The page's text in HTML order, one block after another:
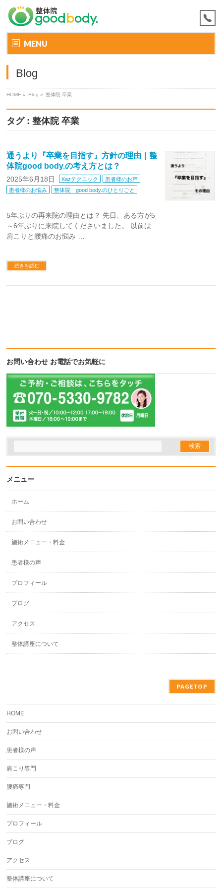
MENU
Blog
HOME » Blog » 整体院 卒業
タグ : 整体院 卒業
通うより『卒業を目指す』方針の理由｜整
体院good body.の考え方とは？
2025年6月18日 Kazテクニック
患者様のお声
患者様のお悩み
整体院 good body.のひとりごと
5年ぶりの再来院の理由とは？ 先日、ある方が5
～6年ぶりに来院してくださいました。 以前は
肩こりと腰痛のお悩み …
続きを読む
お問い合わせ お電話でお気軽に
メニュー
ホーム
お問い合わせ
施術メニュー・料金
患者様の声
プロフィール
ブログ
アクセス
整体講座について
PAGETOP
HOME
お問い合わせ
患者様の声
肩こり専門
腰痛専門
施術メニュー・料金
プロフィール
ブログ
アクセス
整体講座について